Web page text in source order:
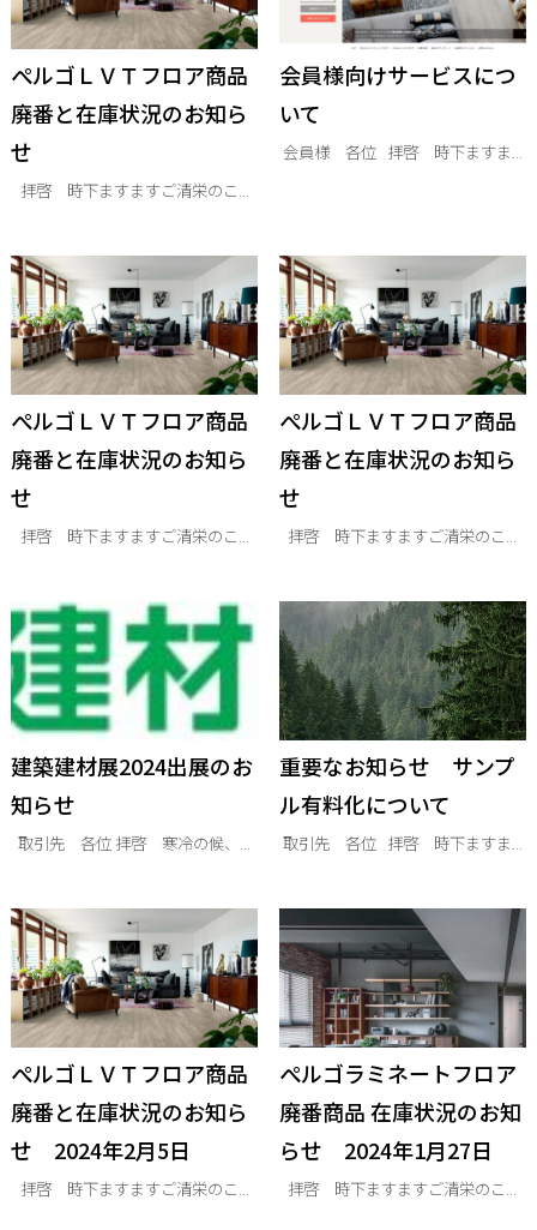
ぺルゴＬＶＴフロア商品
廃番と在庫状況のお知ら
せ
拝啓 時下ますますご清栄のこ...
会員様向けサービスにつ
いて
会員様 各位 拝啓 時下ますま...
ぺルゴＬＶＴフロア商品
廃番と在庫状況のお知ら
せ
拝啓 時下ますますご清栄のこ...
ぺルゴＬＶＴフロア商品
廃番と在庫状況のお知ら
せ
拝啓 時下ますますご清栄のこ...
建築建材展2024出展のお
知らせ
取引先 各位 拝啓 寒冷の候、...
重要なお知らせ サンプ
ル有料化について
取引先 各位 拝啓 時下ますま...
ぺルゴＬＶＴフロア商品
廃番と在庫状況のお知ら
せ 2024年2月5日
拝啓 時下ますますご清栄のこ...
ぺルゴラミネートフロア
廃番商品 在庫状況のお知
らせ 2024年1月27日
拝啓 時下ますますご清栄のこ...